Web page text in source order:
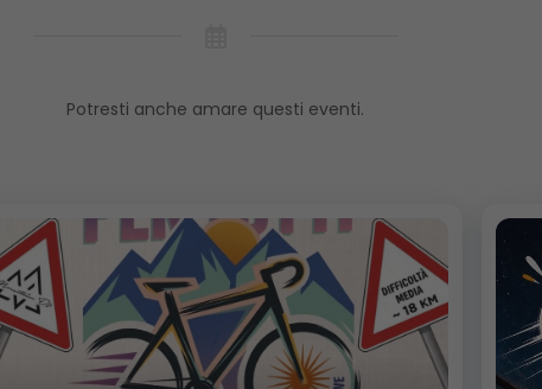
Potresti anche amare questi eventi.